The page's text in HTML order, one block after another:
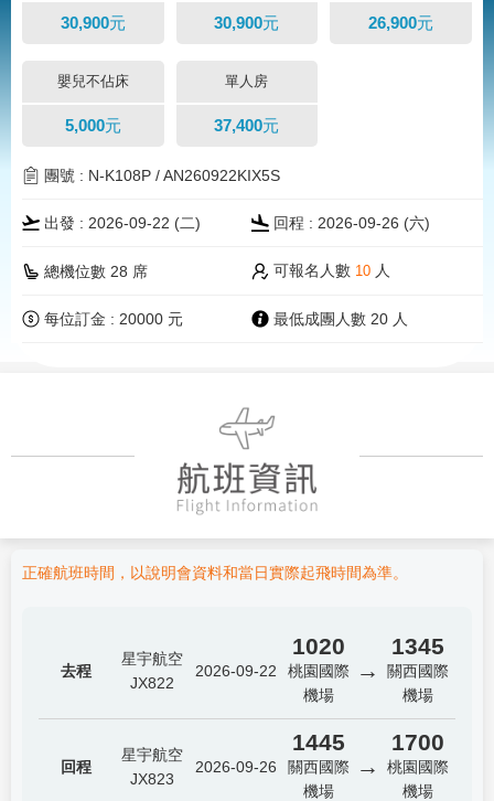
30,900元 30,900元 26,900元
嬰兒不佔床 單人房
5,000元 37,400元
團號 : N-K108P / AN260922KIX5S
出發 : 2026-09-22 (二) 回程 : 2026-09-26 (六)
總機位數 28 席 可報名人數 10 人
每位訂金 : 20000 元 最低成團人數 20 人
正確航班時間，以說明會資料和當日實際起飛時間為準。
去程
星宇航空
JX822
2026-09-22
1020
桃園國際
機場
→
1345
關西國際
機場
回程
星宇航空
JX823
2026-09-26
1445
關西國際
機場
→
1700
桃園國際
機場